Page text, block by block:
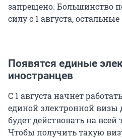
запрещено. Большинство
силу с 1 августа,
Появятся единые
иностранцев
С 1 августа начнет
единой электронной визы
будет действовать на всей
Чтобы получить такую